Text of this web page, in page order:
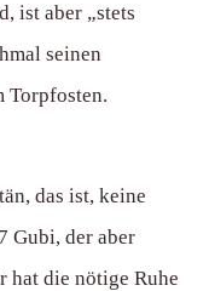
ist aber „stets
seinen
Torpfosten.
das ist, keine
Gubi, der aber
hat die nötige Ruhe